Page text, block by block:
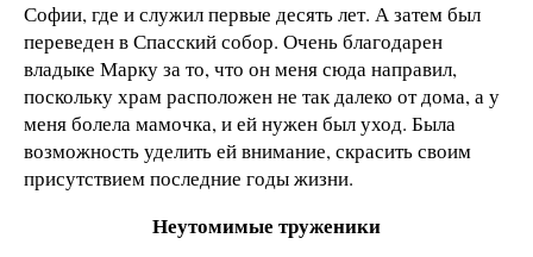
Софии, где и служил первые десять лет. А затем был
переведен в Спасский собор. Очень благодарен
владыке Марку за то, что он меня сюда направил,
поскольку храм расположен не так далеко от дома, а у
меня болела мамочка, и ей нужен был уход. Была
возможность уделить ей внимание, скрасить своим
присутствием последние годы жизни.
Неутомимые труженики